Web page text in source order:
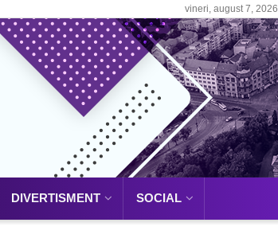
vineri, august 7, 2026
DIVERTISMENT SOCIAL